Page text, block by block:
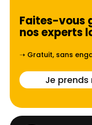
Faites-vous
nos experts
➝ Gratuit, sans
Je prends